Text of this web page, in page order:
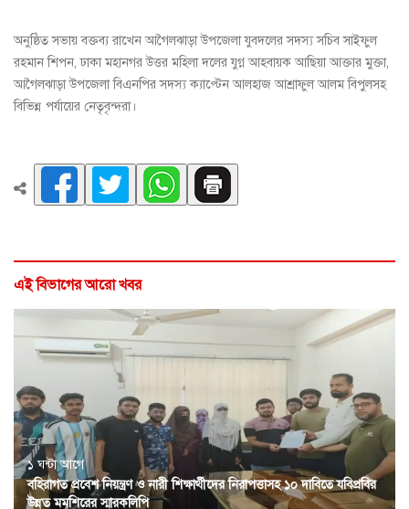
অনুষ্ঠিত সভায় বক্তব্য রাখেন আগৈলঝাড়া উপজেলা যুবদলের সদস্য সচিব সাইফুল
রহমান শিপন, ঢাকা মহানগর উত্তর মহিলা দলের যুগ্ন আহবায়ক আছিয়া আক্তার মুক্তা,
আগৈলঝাড়া উপজেলা বিএনপির সদস্য ক্যাপ্টেন আলহাজ আশ্রাফুল আলম বিপুলসহ
বিভিন্ন পর্যায়ের নেতৃবৃন্দরা।
এই বিভাগের আরো খবর
১ ঘন্টা আগে
বহিরাগত প্রবেশ নিয়ন্ত্রণ ও নারী শিক্ষার্থীদের নিরাপত্তাসহ ১০ দাবিতে যবিপ্রবির
উন্নত মমশিরের স্মারকলিপি